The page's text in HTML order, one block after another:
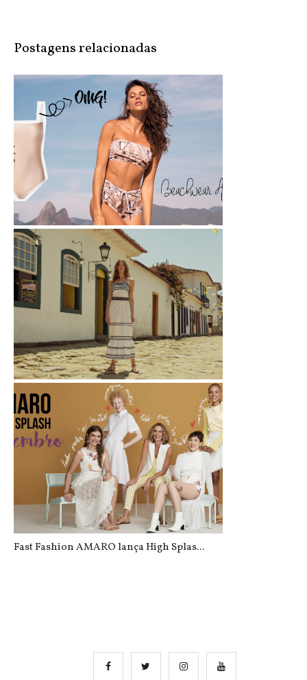
Postagens relacionadas
Love beachwear
New in: para arrasar na praia
Fast Fashion AMARO lança High Splas...